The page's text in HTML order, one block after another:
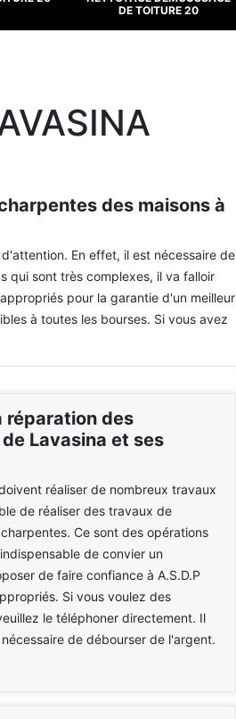
DE TOITURE 20
des maisons à
En effet, il est nécessaire de
qui sont très complexes, il va falloir
pour la garantie d'un meilleur
à toutes les bourses. Si vous avez
réparation des
Lavasina et ses
réaliser de nombreux travaux
de réaliser des travaux de
Ce sont des opérations
de convier un
de faire confiance à A.S.D.P
Si vous voulez des
le téléphoner directement. Il
de débourser de l'argent.